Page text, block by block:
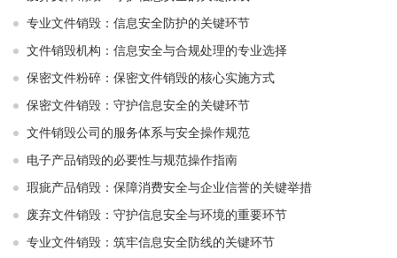
专业文件销毁：信息安全防护的关键环节
文件销毁机构：信息安全与合规处理的专业选择
保密文件粉碎：保密文件销毁的核心实施方式
保密文件销毁：守护信息安全的关键环节
文件销毁公司的服务体系与安全操作规范
电子产品销毁的必要性与规范操作指南
瑕疵产品销毁：保障消费安全与企业信誉的关键举措
废弃文件销毁：守护信息安全与环境的重要环节
专业文件销毁：筑牢信息安全防线的关键环节